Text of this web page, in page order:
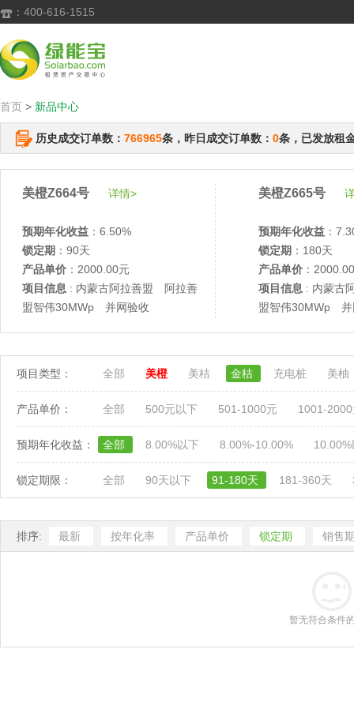
 ：400-616-1515
首页 > 新品中心
历史成交订单数： 766965条，昨日成交订单数： 0条，已发放租
美橙Z664号 详情>
预期年化收益 ：6.50%
锁定期 ：90天
产品单价 ：2000.00元
项目信息 : 内蒙古阿拉善盟 阿拉善
盟智伟30MWp 并网验收
美橙Z665号
预期年化收益 ：
锁定期 ：180天
产品单价 ：
项目信息 : 内蒙古
盟智伟30MWp 并
项目类型： 全部 美橙 美桔 金桔 充电桩 美柚
产品单价： 全部 500元以下 501-1000元 1001-
预期年化收益： 全部 8.00%以下 8.00%-10.00%
锁定期限： 全部 90天以下 91-180天 181-360天
排序: 最新 按年化率 产品单价 锁定期 销售
暂无符合条件